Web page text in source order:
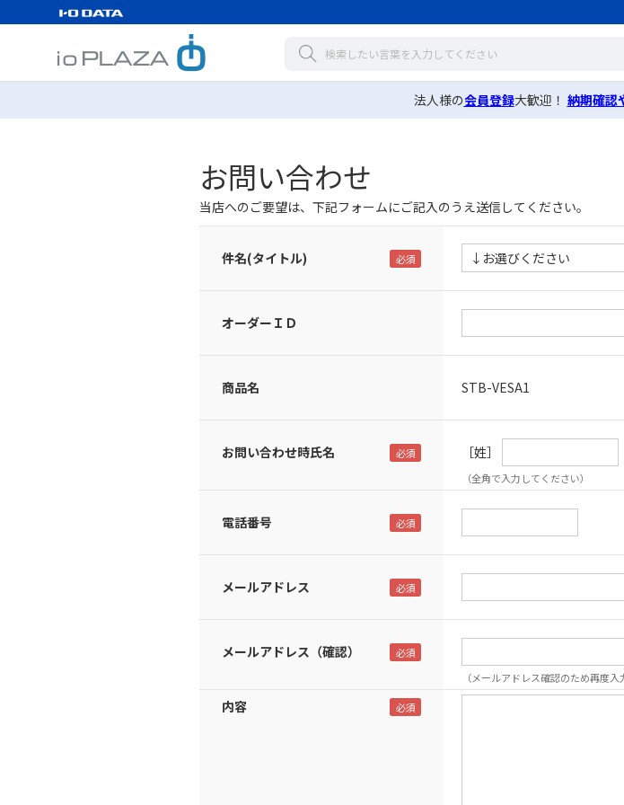
法人様の会員登録大歓迎！ 納期確認
お問い合わせ
当店へのご要望は、下記フォームにご記入のうえ送信してください。
件名(タイトル)
オーダーＩＤ
商品名 STB-VESA1
お問い合わせ時氏名 ［姓］
（全角で入力してください）
電話番号
メールアドレス
メールアドレス（確認）
（メールアドレス確認のため再度
内容